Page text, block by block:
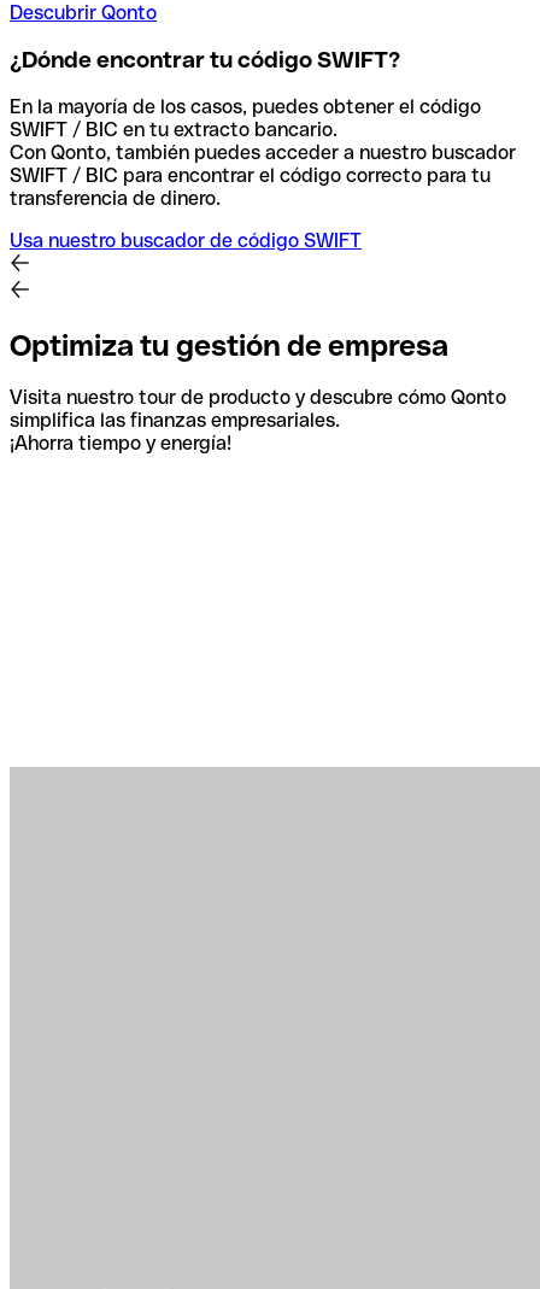
Descubrir Qonto
¿Dónde encontrar tu código SWIFT?
En la mayoría de los casos, puedes obtener el código
SWIFT / BIC en tu extracto bancario.
Con Qonto, también puedes acceder a nuestro buscador
SWIFT / BIC para encontrar el código correcto para tu
transferencia de dinero.
Usa nuestro buscador de código SWIFT
Optimiza tu gestión de empresa
Visita nuestro tour de producto y descubre cómo Qonto
simplifica las finanzas empresariales.
¡Ahorra tiempo y energía!